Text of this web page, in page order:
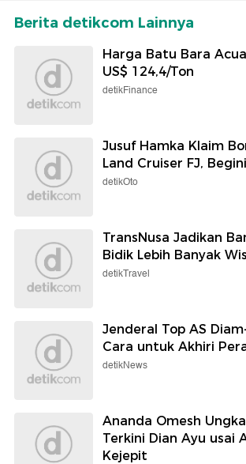
Berita detikcom Lainnya
Harga Batu Bara
US$ 124,4/Ton
detikFinance
Jusuf Hamka Klaim
Land Cruiser FJ,
detikOto
TransNusa Jadikan
Bidik Lebih Banyak
detikTravel
Jenderal Top AS
Cara untuk Akhiri
detikNews
Ananda Omesh
Terkini Dian Ayu usai
Kejepit